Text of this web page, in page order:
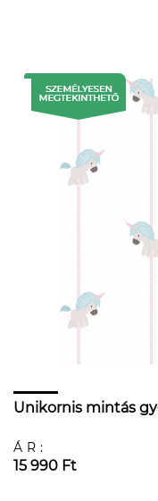
Unikornis mintás
ÁR:
15 990 Ft